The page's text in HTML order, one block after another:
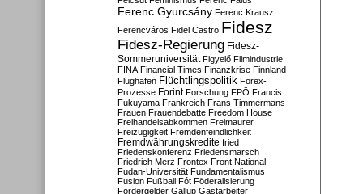
Ferenc Gyurcsány Ferenc Krausz
Ferencváros Fidel Castro Fidesz
Fidesz-Regierung Fidesz-
Sommeruniversität Figyelő Filmindustrie
FINA Financial Times Finanzkrise Finnland
Flughafen Flüchtlingspolitik Forex-
Prozesse Forint Forschung FPÖ Francis
Fukuyama Frankreich Frans Timmermans
Frauen Frauendebatte Freedom House
Freihandelsabkommen Freimaurer
Freizügigkeit Fremdenfeindlichkeit
Fremdwährungskredite fried
Friedenskonferenz Friedensmarsch
Friedrich Merz Frontex Front National
Fudan-Universität Fundamentalismus
Fusion Fußball Fót Föderalisierung
Fördergelder Gallup Gastarbeiter